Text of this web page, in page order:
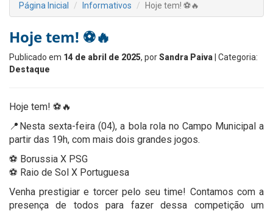
Página Inicial Informativos Hoje tem! ⚽🔥
Hoje tem! ⚽🔥
Publicado em 14 de abril de 2025, porSandra Paiva | Categoria:
Destaque
Hoje tem! ⚽🔥
📍Nesta sexta-feira (04), a bola rola no Campo Municipal a
partir das 19h, com mais dois grandes jogos.
⚽ Borussia X PSG
⚽ Raio de Sol X Portuguesa
Venha prestigiar e torcer pelo seu time! Contamos com a
presença de todos para fazer dessa competição um